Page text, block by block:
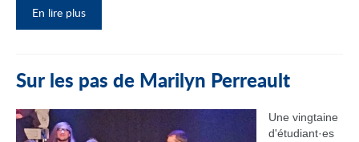
En lire plus
Sur les pas de Marilyn Perreault
Une vingtaine
d'étudiant·es